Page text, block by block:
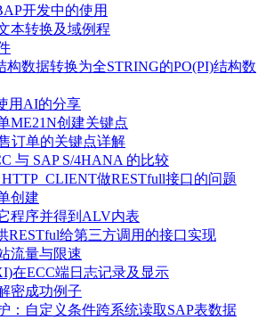
开发中的使用
本转换及域例程
构数据转换为全STRING的PO(PI)结构数
用AI的分享
ME21N创建关键点
订单的关键点详解
与 SAP S/4HANA 的比较
做RESTfull接口的问题
创建
程序并得到ALV内表
RESTful给第三方调用的接口实现
流量与限速
在ECC端日志记录及显示
密成功例子
：自定义条件跨系统读取SAP表数据